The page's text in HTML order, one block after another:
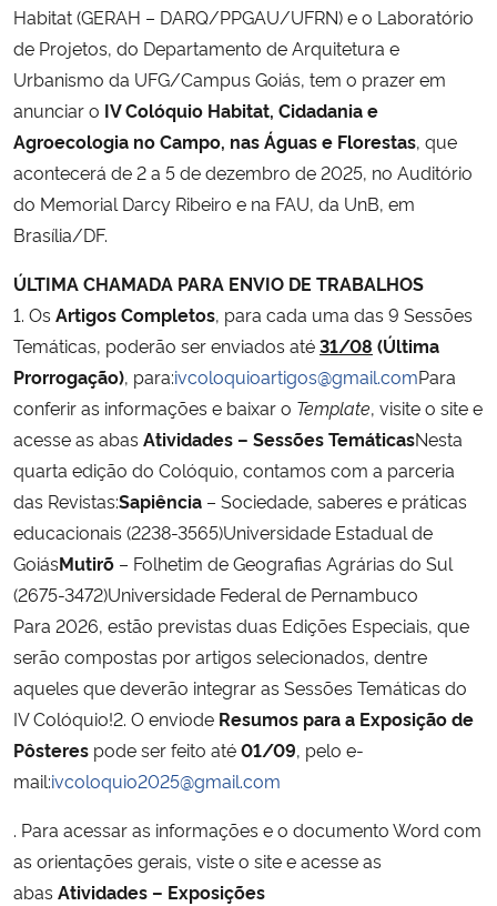
Secretaria de Governo
Gabinete de Segurança Institucional
Advocacia-Geral da União
Banco Central do Brasil
Habitat (GERAH – DARQ/PPGAU/UFRN) e o Laboratório
de Projetos, do Departamento de Arquitetura e
Urbanismo da UFG/Campus Goiás, tem o prazer em
anunciar o IV Colóquio Habitat, Cidadania e
Agroecologia no Campo, nas Águas e Florestas, que
acontecerá de 2 a 5 de dezembro de 2025, no Auditório
do Memorial Darcy Ribeiro e na FAU, da UnB, em
Brasília/DF.
ÚLTIMA CHAMADA PARA ENVIO DE TRABALHOS
1. Os Artigos Completos, para cada uma das 9 Sessões
Temáticas, poderão ser enviados até31/08 (Última
Prorrogação), para:ivcoloquioartigos@gmail.comPara
conferir as informações e baixar o Template, visite o site e
acesse as abas Atividades – Sessões TemáticasNesta
quarta edição do Colóquio, contamos com a parceria
das Revistas:Sapiência – Sociedade, saberes e práticas
educacionais (2238-3565)Universidade Estadual de
GoiásMutirõ – Folhetim de Geografias Agrárias do Sul
(2675-3472)Universidade Federal de Pernambuco
Para 2026, estão previstas duas Edições Especiais, que
serão compostas por artigos selecionados, dentre
aqueles que deverão integrar as Sessões Temáticas do
IV Colóquio!2. O enviode Resumos para a Exposição de
Pôsteres pode ser feito até01/09, pelo e-
mail:ivcoloquio2025@gmail.com
. Para acessar as informações e o documento Word com
as orientações gerais, viste o site e acesse as
abas Atividades – Exposições